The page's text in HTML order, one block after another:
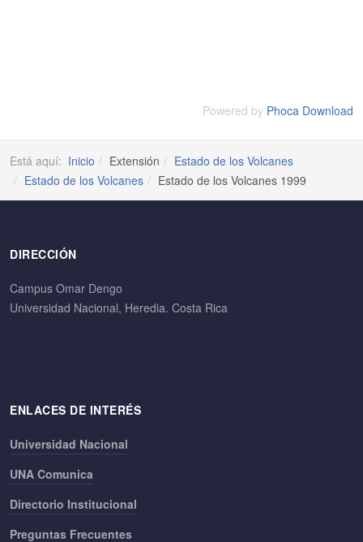
Powered by Phoca Download
Está aquí: Inicio Extensión
Estado de los Volcanes
Estado de los Volcanes
Estado de los Volcanes 1999
DIRECCIÓN
Campus Omar Dengo
Universidad Nacional, Heredia. Costa Rica
ENLACES DE INTERÉS
Universidad Nacional
UNA Comunica
Directorio Institucional
Preguntas Frecuentes